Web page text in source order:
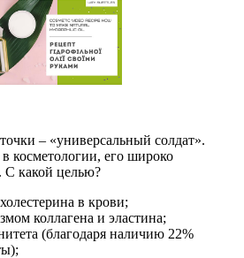
– «универсальный солдат».
косметологии, его широко
какой целью?
в крови;
коллагена и эластина;
(благодаря наличию 22%